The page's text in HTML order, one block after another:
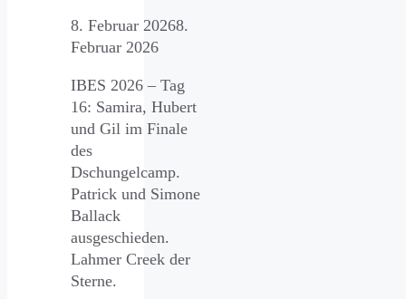
8. Februar 20268.
Februar 2026
IBES 2026 – Tag
16: Samira, Hubert
und Gil im Finale
des
Dschungelcamp.
Patrick und Simone
Ballack
ausgeschieden.
Lahmer Creek der
Sterne.